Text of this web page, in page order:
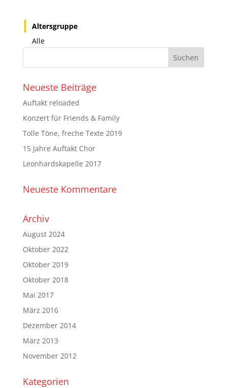
Altersgruppe
Alle
Neueste Beiträge
Auftakt reloaded
Konzert für Friends & Family
Tolle Töne, freche Texte 2019
15 Jahre Auftakt Chor
Leonhardskapelle 2017
Neueste Kommentare
Archiv
August 2024
Oktober 2022
Oktober 2019
Oktober 2018
Mai 2017
März 2016
Dezember 2014
März 2013
November 2012
Kategorien